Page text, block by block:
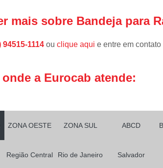
mais sobre Bandeja para
94515-1114 ou clique aqui e entre em
a Eurocab atende:
ZONA OESTE ZONA SUL ABCD
Região Central Rio de Janeiro Salvador